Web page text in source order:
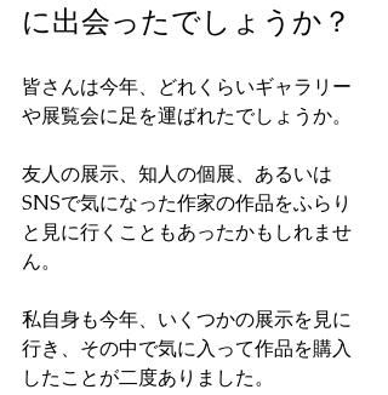
に出会ったでしょうか？
皆さんは今年、どれくらいギャラリー
や展覧会に足を運ばれたでしょうか。
友人の展示、知人の個展、あるいは
SNSで気になった作家の作品をふらり
と見に行くこともあったかもしれませ
ん。
私自身も今年、いくつかの展示を見に
行き、その中で気に入って作品を購入
したことが二度ありました。